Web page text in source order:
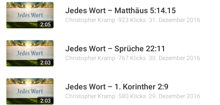
2:05
Jedes Wort – Matthäus 5:14.15
Christopher Kramp 923 Klicks 31. Dezember 2016
2:03
Jedes Wort – Sprüche 22:11
Christopher Kramp 767 Klicks 30. Dezember 2016
2:03
Jedes Wort – 1. Korinther 2:9
Christopher Kramp 580 Klicks 29. Dezember 2016